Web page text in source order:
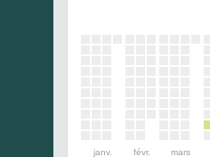
janv. févr. mars